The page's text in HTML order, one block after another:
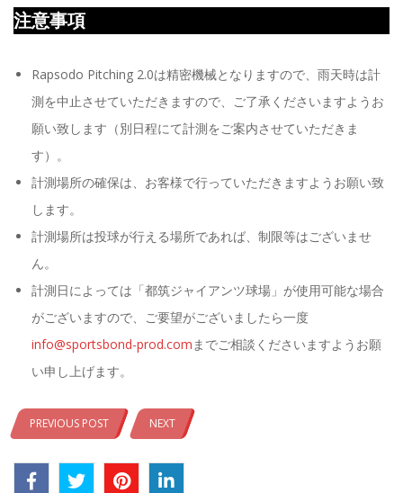
注意事項
Rapsodo Pitching 2.0は精密機械となりますので、雨天時は計
測を中止させていただきますので、ご了承くださいますようお
願い致します（別日程にて計測をご案内させていただきま
す）。
計測場所の確保は、お客様で行っていただきますようお願い致
します。
計測場所は投球が行える場所であれば、制限等はございませ
ん。
計測日によっては「都筑ジャイアンツ球場」が使用可能な場合
がございますので、ご要望がございましたら一度
info@sportsbond-prod.comまでご相談くださいますようお願
い申し上げます。
PREVIOUS POST NEXT